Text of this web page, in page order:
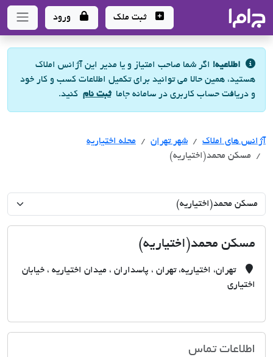
- سامانه جامع املاک و مشاورین املاک
ثبت ملک ورود
اطلاعیه! اگر شما صاحب امتیاز و یا مدیر این آژانس املاک
هستید، همین حالا می توانید برای تکمیل اطلاعات کسب و کار خود
و دریافت حساب کاربری در سامانه جاماثبت نام کنید.
آژانس های املاک آژانس های املاک
شهر تهران آژانس های املاک
محله اختیاریه
مسکن محمد(اختیاریه)
مسکن محمد(اختیاریه)
تهران، اختیاریه، تهران ، پاسداران ، میدان اختیاریه ، خیابان
اختیاری
اطلاعات تماس